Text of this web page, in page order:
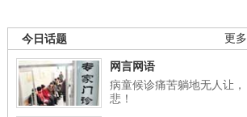
更多
今日话题
网言网语
病童候诊痛苦躺地无人让，
悲！